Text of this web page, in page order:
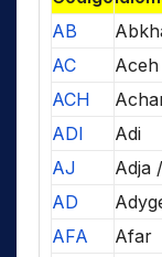
AB
AC
Aceh
ACH
ADI
Adi
AJ
Adja
AD
AFA
Afar